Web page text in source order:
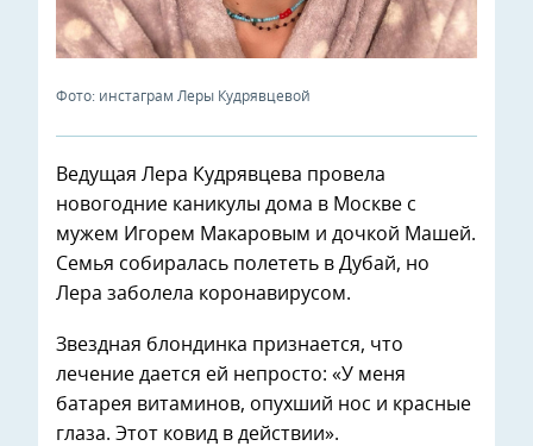
Фото: инстаграм Леры Кудрявцевой
Ведущая Лера Кудрявцева провела
новогодние каникулы дома в Москве с
мужем Игорем Макаровым и дочкой Машей.
Семья собиралась полететь в Дубай, но
Лера заболела коронавирусом.
Звездная блондинка признается, что
лечение дается ей непросто: «У меня
батарея витаминов, опухший нос и красные
глаза. Этот ковид в действии».